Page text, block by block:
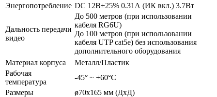
Энергопотребление DC 12В±25% 0.31А (ИК вкл.) 3.7Вт
Дальность передачи
видео
До 500 метров (при использовании
кабеля RG6U)
До 100 метров (при использовании
кабеля UTP cat5e) без использования
дополнительного оборудования
Материал корпуса
Металл/Пластик
Рабочая
температура
-45° ~ +60°С
Размеры
ø70х165 мм (ДхД)